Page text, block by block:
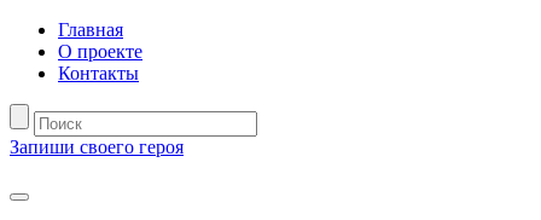
Главная
О проекте
Контакты
Запиши своего героя